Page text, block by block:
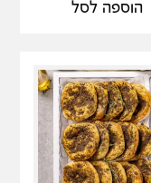
הוספה לסל